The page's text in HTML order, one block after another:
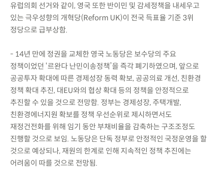
유럽의회 선거와 같이, 영국 또한 반이민 및 감세정책을 내세우고
있는 극우성향의 개혁당(Reform UK)이 전국 득표율 기준 3위
정당으로 급부상함.
- 14년 만에 정권을 교체한 영국 노동당은 보수당의 주요
정책이었던 ‘르완다 난민이송정책’을 즉각 폐기하였으며, 앞으로
공공투자 확대에 따른 경제성장 동력 확보, 공공의료 개선, 친환경
정책 확대 추진, 대EU와의 협상 확대 등의 정책을 안정적으로
추진할 수 있을 것으로 전망함. 정부는 경제성장, 주택개발,
친환경에너지원 확보를 정책 우선순위로 제시하면서도
재정건전화를 위해 임기 동안 부채비율을 감축하는 구조조정도
진행할 것으로 보임. 노동당은 단독 정부로 안정적인 국정운영을 할
것으로 예상되나, 재원의 한계로 인해 지속적인 정책 추진에는
어려움이 따를 것으로 전망됨.